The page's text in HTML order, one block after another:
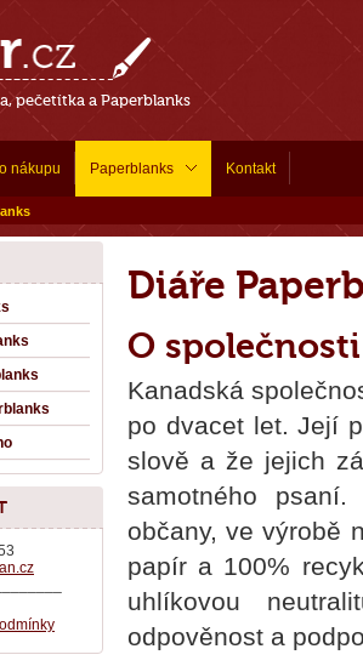
pečetítka a Paperblanks
nákupu Paperblanks Kontakt
Diáře
O
Kanadská
po dvacet let. Její
slově a že jejich
samotného
občany, ve výrobě
papír a 100%
uhlíkovou
odpověnost a